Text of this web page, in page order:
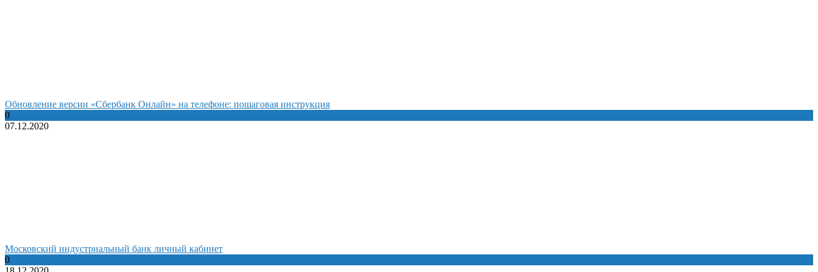
Обновление версии «Сбербанк Онлайн» на телефоне: пошаговая инструкция
0
07.12.2020
Московский индустриальный банк личный кабинет
0